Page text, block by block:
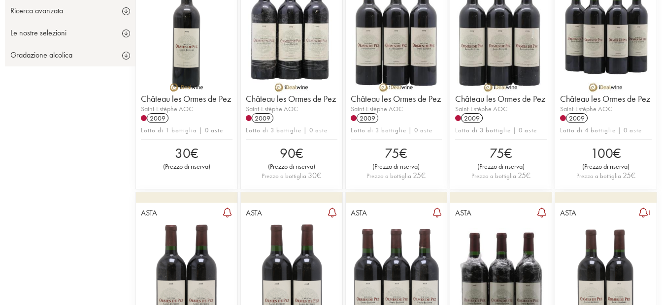
Ricerca avanzata
Le nostre selezioni
Gradazione alcolica
Château les Ormes de Pez
Saint-Estèphe AOC
2009
Lotto di 1 bottiglia | 0 aste
30€
(Prezzo di riserva)
Château les Ormes de Pez
Saint-Estèphe AOC
2009
Lotto di 3 bottiglie | 0 aste
90€
(Prezzo di riserva)
Prezzo a bottiglia 30€
Château les Ormes de Pez
Saint-Estèphe AOC
2009
Lotto di 3 bottiglie | 0 aste
75€
(Prezzo di riserva)
Prezzo a bottiglia 25€
Château les Ormes de Pez
Saint-Estèphe AOC
2009
Lotto di 3 bottiglie | 0 aste
75€
(Prezzo di riserva)
Prezzo a bottiglia 25€
Château les Ormes de Pez
Saint-Estèphe AOC
2009
Lotto di 4 bottiglie | 0 aste
100€
(Prezzo di riserva)
Prezzo a bottiglia 25€
ASTA ASTA ASTA ASTA ASTA 1